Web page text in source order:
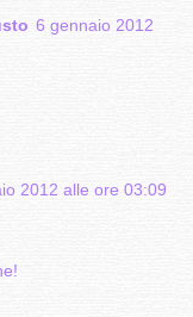
6 gennaio 2012
2012 alle ore 03:09